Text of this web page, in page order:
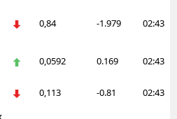
0,84 -1.979 02:43
0,0592 0.169 02:43
0,113 -0.81 02:43